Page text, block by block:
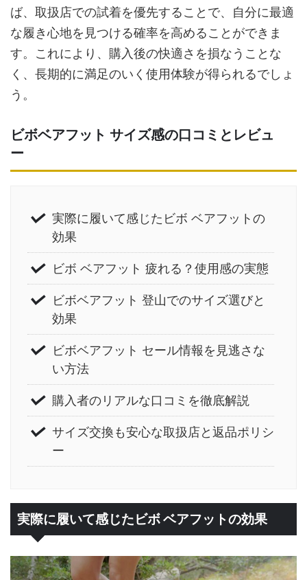
ば、取扱店での試着を優先することで、自分に最適
な履き心地を見つける確率を高めることができま
す。これにより、購入後の快適さを損なうことな
く、長期的に満足のいく使用体験が得られるでしょ
う。
ビボベアフット サイズ感の口コミとレビュ
ー
実際に履いて感じたビボ ベアフットの
効果
ビボ ベアフット 疲れる？使用感の実態
ビボベアフット 登山でのサイズ選びと
効果
ビボベアフット セール情報を見逃さな
い方法
購入者のリアルな口コミを徹底解説
サイズ交換も安心な取扱店と返品ポリシ
ー
実際に履いて感じたビボ ベアフットの効果